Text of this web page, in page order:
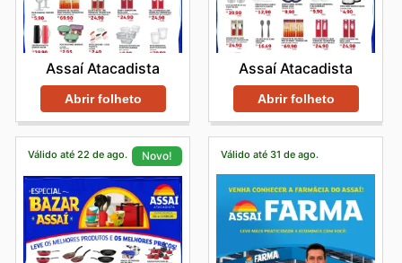
Assaí Atacadista
Abrir folheto
Assaí Atacadista
Abrir folheto
Válido até 22 de ago. Novo! Válido até 31 de ago.